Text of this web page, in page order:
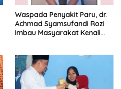
Waspada Penyakit Paru, dr.
Achmad Syamsufandi Rozi
Imbau Masyarakat Kenali